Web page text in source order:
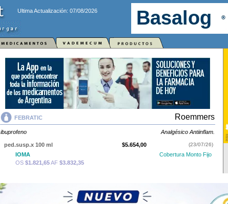
Ultima Actualización: 07/08/2026
FEBRATIC Roemmers
ibuprofeno Analgésico Antiinflam.
ped.susp.x 100 ml $5.654,00 (23/07/26)
IOMA
Cobertura Monto Fijo
OS $1.821,65AF $3.832,35
contieneibuprofenoy se indica comoAnalgésico Antiinflam.